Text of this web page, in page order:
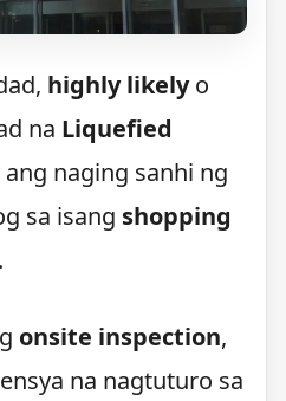
highly likelyo
na Liquefied
ang naging sanhi ng
sa isang shopping
.
onsite inspection,
na nagtuturo sa